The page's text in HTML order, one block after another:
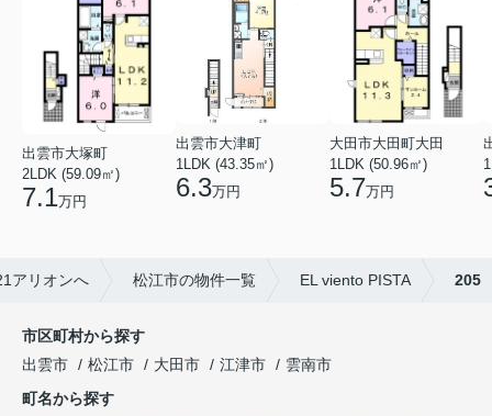
出雲市大塚町
2LDK (59.09㎡)
7.1万円
出雲市大津町
1LDK (43.35㎡)
6.3万円
大田市大田町大田
1LDK (50.96㎡)
5.7万円
アリオンへ 松江市の物件一覧 EL viento PISTA 205
市区町村から探す
出雲市
松江市 大田市 江津市
雲南市
町名から探す